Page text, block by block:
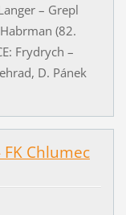
– Grepl
(82.
Frydrych –
D. Pánek
FK Chlumec